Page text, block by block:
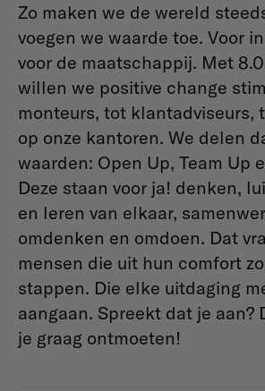
Zo maken we de wereld
voegen we waarde toe. Voor
voor de maatschappij. Met
willen we positive change
monteurs, tot klantadviseurs,
op onze kantoren. We delen
waarden: Open Up, Team Up
Deze staan voor ja! denken,
en leren van elkaar,
omdenken en omdoen. Dat
mensen die uit hun comfort
stappen. Die elke uitdaging
aangaan. Spreekt dat je aan?
je graag ontmoeten!